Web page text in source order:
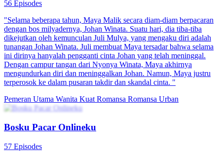
56 Episodes
"Selama beberapa tahun, Maya Malik secara diam-diam berpacaran
dengan bos milyadernya, Johan Winata. Suatu hari, dia tiba-tiba
dikejutkan oleh kemunculan Juli Mulya, yang mengaku diri adalah
tunangan Johan Winata. Juli membuat Maya tersadar bahwa selama
ini dirinya hanyalah pengganti cinta Johan yang telah meninggal.
Dengan campur tangan dari Nyonya Winata, Maya akhirnya
mengundurkan diri dan meninggalkan Johan. Namun, Maya justru
terperosok ke dalam pusaran takdir dan skandal cinta. "
Pemeran Utama Wanita Kuat Romansa Romansa Urban
Bosku Pacar Onlineku
57 Episodes